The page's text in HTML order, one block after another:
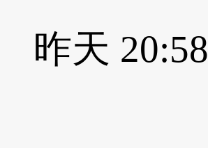
昨天 20:58